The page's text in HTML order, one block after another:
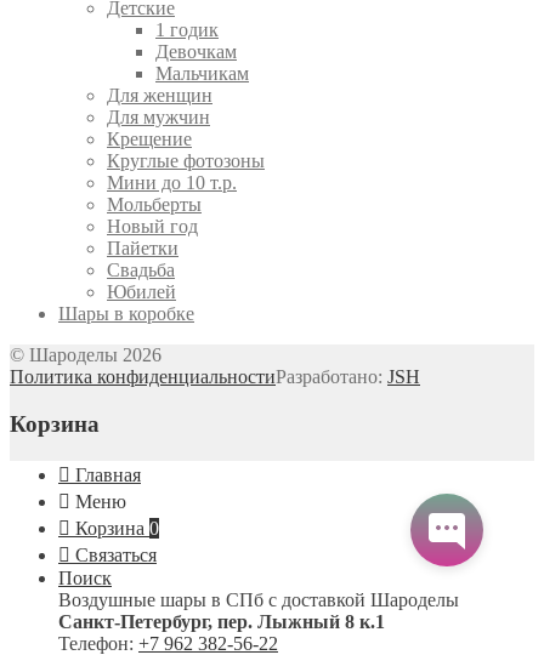
Детские
1 годик
Девочкам
Мальчикам
Для женщин
Для мужчин
Крещение
Круглые фотозоны
Мини до 10 т.р.
Мольберты
Новый год
Пайетки
Свадьба
Юбилей
Шары в коробке
© Шароделы 2026
Политика конфиденциальностиРазработано: JSH
Корзина
Главная
Меню
Корзина 0
Связаться
Поиск
Воздушные шары в СПб с доставкой Шароделы
Санкт-Петербург, пер. Лыжный 8 к.1
Телефон: +7 962 382-56-22